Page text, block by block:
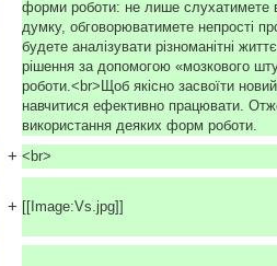
форми роботи: не лише слухатимете
думку, обговорюватимете непрості
будете аналізувати різноманітні
рішення за допомогою «мозкового
роботи.<br>Щоб якісно засвоїти
навчитися ефективно працювати.
використання деяких форм роботи.
+ <br>
+ [[Image:Vs.jpg]]